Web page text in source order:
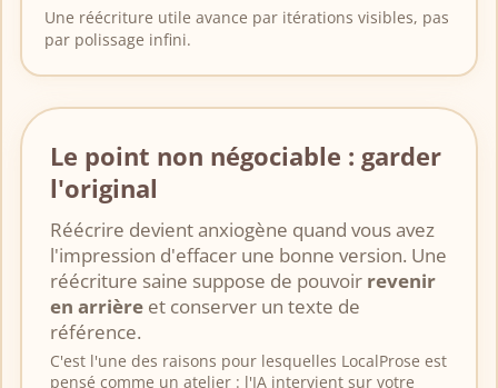
Une réécriture utile avance par itérations visibles, pas
par polissage infini.
Le point non négociable : garder
l'original
Réécrire devient anxiogène quand vous avez
l'impression d'effacer une bonne version. Une
réécriture saine suppose de pouvoir revenir
en arrière et conserver un texte de
référence.
C'est l'une des raisons pour lesquelles LocalProse est
pensé comme un atelier : l'IA intervient sur votre